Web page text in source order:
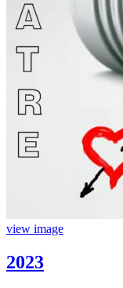
view image
2023